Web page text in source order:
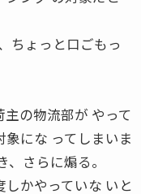
ちょっと口ごもっ
主の物流部が やって
にな ってしまいま
さらに煽る。
しかやっていな いと